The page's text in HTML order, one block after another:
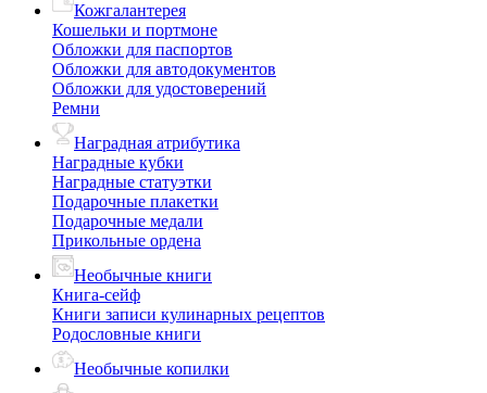
Кожгалантерея
Кошельки и портмоне
Обложки для паспортов
Обложки для автодокументов
Обложки для удостоверений
Ремни
Наградная атрибутика
Наградные кубки
Наградные статуэтки
Подарочные плакетки
Подарочные медали
Прикольные ордена
Необычные книги
Книга-сейф
Книги записи кулинарных рецептов
Родословные книги
Необычные копилки